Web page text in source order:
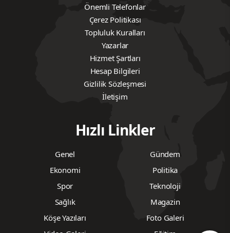
Önemli Telefonlar
Çerez Politikası
Topluluk Kuralları
Yazarlar
Hizmet Şartları
Hesap Bilgileri
Gizlilik Sözleşmesi
İletişim
Hızlı Linkler
Genel
Gündem
Ekonomi
Politika
Spor
Teknoloji
Sağlık
Magazin
Köşe Yazıları
Foto Galeri